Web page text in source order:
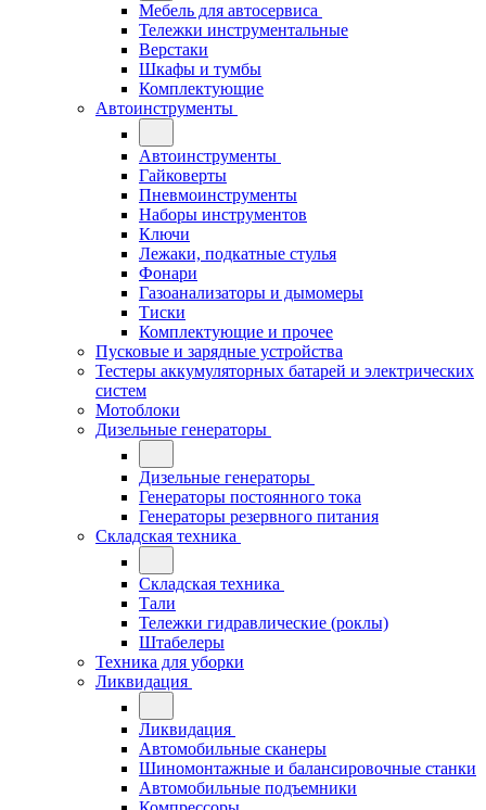
Мебель для автосервиса
Тележки инструментальные
Верстаки
Шкафы и тумбы
Комплектующие
Автоинструменты
Автоинструменты
Гайковерты
Пневмоинструменты
Наборы инструментов
Ключи
Лежаки, подкатные стулья
Фонари
Газоанализаторы и дымомеры
Тиски
Комплектующие и прочее
Пусковые и зарядные устройства
Тестеры аккумуляторных батарей и электрических
систем
Мотоблоки
Дизельные генераторы
Дизельные генераторы
Генераторы постоянного тока
Генераторы резервного питания
Складская техника
Складская техника
Тали
Тележки гидравлические (роклы)
Штабелеры
Техника для уборки
Ликвидация
Ликвидация
Автомобильные сканеры
Шиномонтажные и балансировочные станки
Автомобильные подъемники